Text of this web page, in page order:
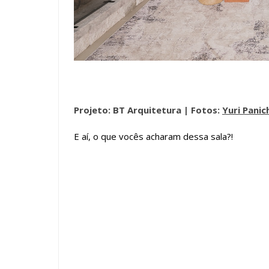
Projeto: BT Arquitetura | Fotos: Yuri
E aí, o que vocês acharam dessa sala?!